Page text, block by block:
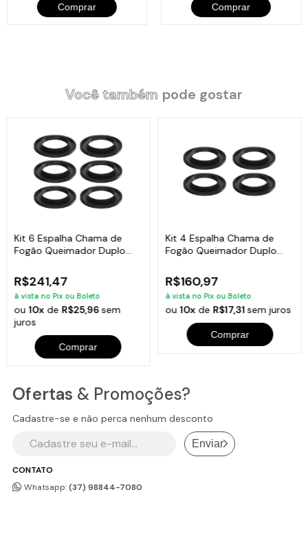
Comprar Comprar
Você também pode gostar
Kit 6 Espalha Chama de
Fogão Queimador Duplo
R$241,47
à vista no Pix ou Boleto
ou10x de R$25,96sem
juros
Comprar
Kit 4 Espalha Chama de
Fogão Queimador Duplo
R$160,97
à vista no Pix ou Boleto
ou10x de R$17,31sem juros
Comprar
CONTATO
Whatsapp:(37) 98844-7080
Ofertas & Promoções?
Cadastre-se e não perca nenhum desconto
Enviar